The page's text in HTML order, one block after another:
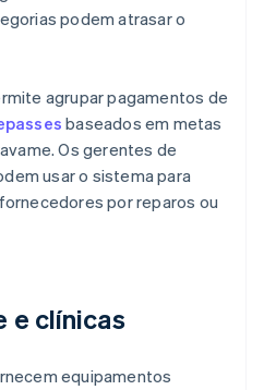
podem atrasar o
agrupar pagamentos de
baseados em metas
Os gerentes de
usar o sistema para
por reparos ou
e clínicas
equipamentos